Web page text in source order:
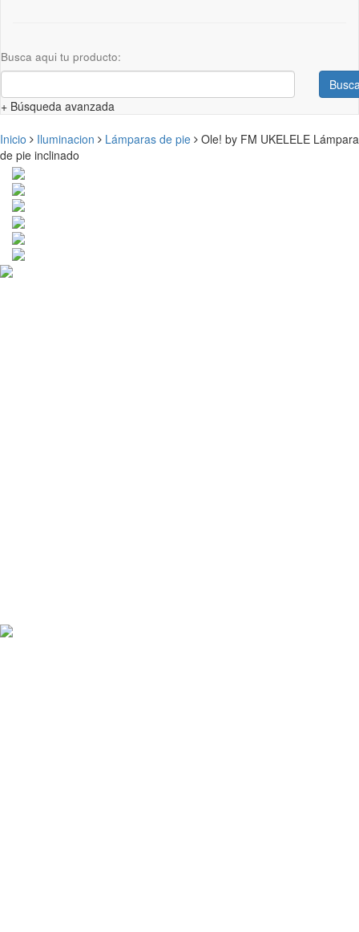
Busca aqui tu producto:
+ Búsqueda avanzada
Inicio Iluminacion Lámparas de pie
Ole! by FM UKELELE Lámpara
de pie inclinado